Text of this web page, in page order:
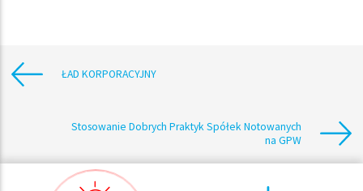
ŁAD KORPORACYJNY
Stosowanie Dobrych Praktyk Spółek Notowanych
na GPW